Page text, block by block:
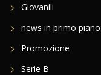
Giovanili
news in primo piano
Promozione
Serie B